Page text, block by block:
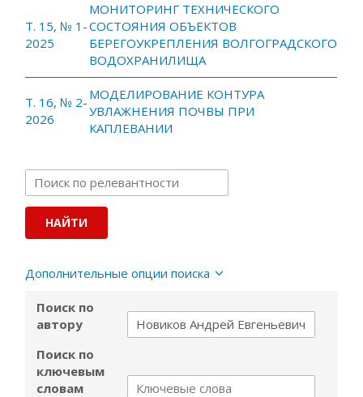
Т. 15, № 1-
2025
МОНИТОРИНГ ТЕХНИЧЕСКОГО
СОСТОЯНИЯ ОБЪЕКТОВ
БЕРЕГОУКРЕПЛЕНИЯ ВОЛГОГРАДСКОГО
ВОДОХРАНИЛИЩА
Т. 16, № 2-
2026
МОДЕЛИРОВАНИЕ КОНТУРА
УВЛАЖНЕНИЯ ПОЧВЫ ПРИ
КАПЛЕВАНИИ
Дополнительные опции поиска
Поиск по
автору
Поиск по
ключевым
словам